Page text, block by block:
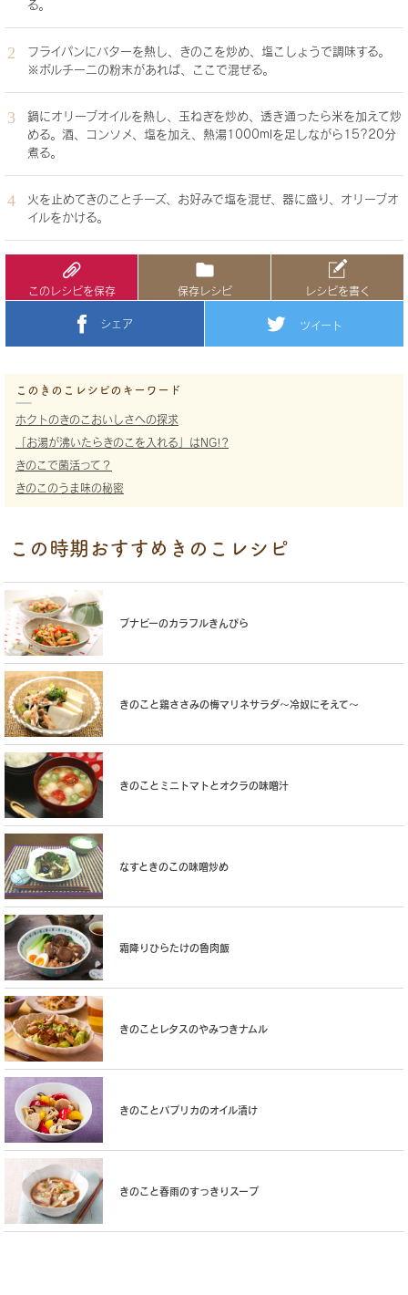
る。
フライパンにバターを熱し、きのこを炒め、塩こしょうで調味する。
※ポルチーニの粉末があれば、ここで混ぜる。
鍋にオリーブオイルを熱し、玉ねぎを炒め、透き通ったら米を加えて炒
める。酒、コンソメ、塩を加え、熱湯1000mlを足しながら15?20分
煮る。
火を止めてきのことチーズ、お好みで塩を混ぜ、器に盛り、オリーブオ
イルをかける。
このレシピを保存 保存レシピ レシピを書く
シェア ツイート
このきのこレシピのキーワード
ホクトのきのこおいしさへの探求
「お湯が沸いたらきのこを入れる」はNG!?
きのこで菌活って？
きのこのうま味の秘密
この時期おすすめきのこレシピ
ブナピーのカラフルきんぴら
きのこと鶏ささみの梅マリネサラダ〜冷奴にそえて〜
きのことミニトマトとオクラの味噌汁
なすときのこの味噌炒め
霜降りひらたけの魯肉飯
きのことレタスのやみつきナムル
きのことパプリカのオイル漬け
きのこと春雨のすっきりスープ